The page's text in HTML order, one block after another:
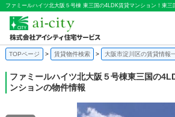
TOPページ 賃貸物件検索 大阪市淀川区の賃貸情報
ファミールハイツ北大阪５号棟東三国の
ンションの物件情報